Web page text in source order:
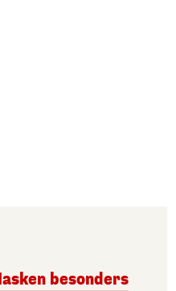
besonders